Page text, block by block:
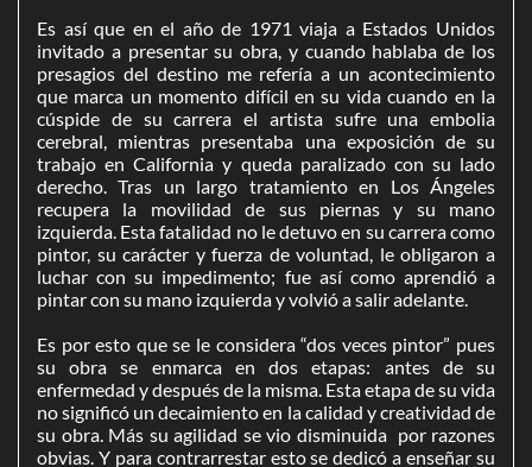
Es así que en el año de 1971 viaja a Estados Unidos
invitado a presentar su obra, y cuando hablaba de los
presagios del destino me refería a un acontecimiento
que marca un momento difícil en su vida cuando en la
cúspide de su carrera el artista sufre una embolia
cerebral, mientras presentaba una exposición de su
trabajo en California y queda paralizado con su lado
derecho. Tras un largo tratamiento en Los Ángeles
recupera la movilidad de sus piernas y su mano
izquierda. Esta fatalidad no le detuvo en su carrera como
pintor, su carácter y fuerza de voluntad, le obligaron a
luchar con su impedimento; fue así como aprendió a
pintar con su mano izquierda y volvió a salir adelante.
Es por esto que se le considera “dos veces pintor” pues
su obra se enmarca en dos etapas: antes de su
enfermedad y después de la misma. Esta etapa de su vida
no significó un decaimiento en la calidad y creatividad de
su obra. Más su agilidad se vio disminuida por razones
obvias. Y para contrarrestar esto se dedicó a enseñar su